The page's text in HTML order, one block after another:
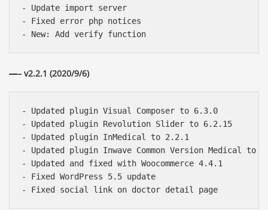
- Update import server
- Fixed error php notices
—– v2.2.1 (2020/9/6)
- Updated plugin Visual Composer to 6.3.0
- Updated plugin Revolution Slider to 6.2.15
- Updated plugin InMedical to 2.2.1
- Updated plugin Inwave Common Version Medical to
- Updated and fixed with Woocommerce 4.4.1
- Fixed WordPress 5.5 update